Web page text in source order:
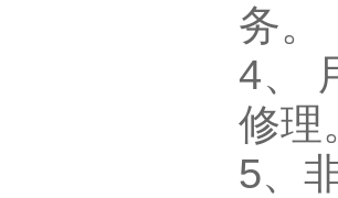
务。
4、
修理
5、